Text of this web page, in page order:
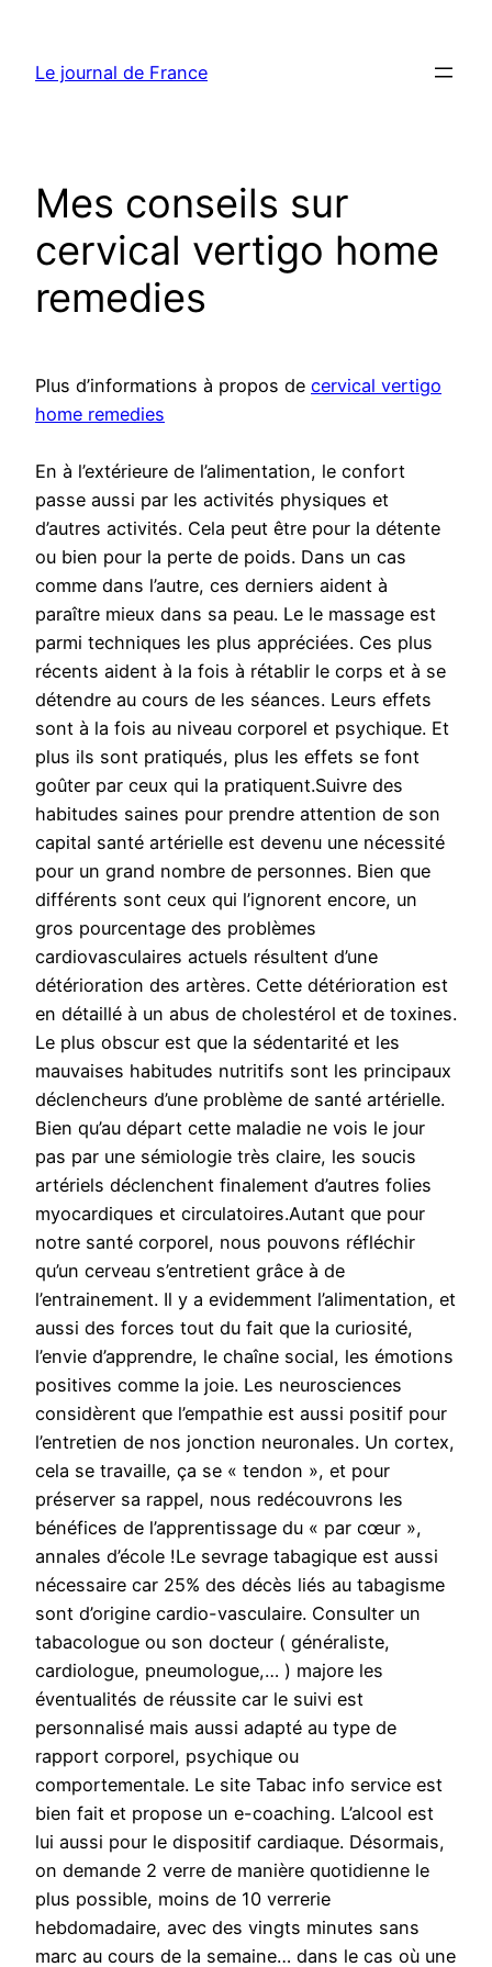
contenu
Le journal de France
Mes conseils sur
cervical vertigo home
remedies
Plus d’informations à propos de cervical vertigo
home remedies
En à l’extérieure de l’alimentation, le confort
passe aussi par les activités physiques et
d’autres activités. Cela peut être pour la détente
ou bien pour la perte de poids. Dans un cas
comme dans l’autre, ces derniers aident à
paraître mieux dans sa peau. Le le massage est
parmi techniques les plus appréciées. Ces plus
récents aident à la fois à rétablir le corps et à se
détendre au cours de les séances. Leurs effets
sont à la fois au niveau corporel et psychique. Et
plus ils sont pratiqués, plus les effets se font
goûter par ceux qui la pratiquent.Suivre des
habitudes saines pour prendre attention de son
capital santé artérielle est devenu une nécessité
pour un grand nombre de personnes. Bien que
différents sont ceux qui l’ignorent encore, un
gros pourcentage des problèmes
cardiovasculaires actuels résultent d’une
détérioration des artères. Cette détérioration est
en détaillé à un abus de cholestérol et de toxines.
Le plus obscur est que la sédentarité et les
mauvaises habitudes nutritifs sont les principaux
déclencheurs d’une problème de santé artérielle.
Bien qu’au départ cette maladie ne vois le jour
pas par une sémiologie très claire, les soucis
artériels déclenchent finalement d’autres folies
myocardiques et circulatoires.Autant que pour
notre santé corporel, nous pouvons réfléchir
qu’un cerveau s’entretient grâce à de
l’entrainement. Il y a evidemment l’alimentation, et
aussi des forces tout du fait que la curiosité,
l’envie d’apprendre, le chaîne social, les émotions
positives comme la joie. Les neurosciences
considèrent que l’empathie est aussi positif pour
l’entretien de nos jonction neuronales. Un cortex,
cela se travaille, ça se « tendon », et pour
préserver sa rappel, nous redécouvrons les
bénéfices de l’apprentissage du « par cœur »,
annales d’école !Le sevrage tabagique est aussi
nécessaire car 25% des décès liés au tabagisme
sont d’origine cardio-vasculaire. Consulter un
tabacologue ou son docteur ( généraliste,
cardiologue, pneumologue,… ) majore les
éventualités de réussite car le suivi est
personnalisé mais aussi adapté au type de
rapport corporel, psychique ou
comportementale. Le site Tabac info service est
bien fait et propose un e-coaching. L’alcool est
lui aussi pour le dispositif cardiaque. Désormais,
on demande 2 verre de manière quotidienne le
plus possible, moins de 10 verrerie
hebdomadaire, avec des vingts minutes sans
marc au cours de la semaine… dans le cas où une